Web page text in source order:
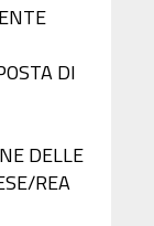
DI
DELLE
REA